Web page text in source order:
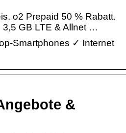
o2 Prepaid 50 % Rabatt.
3,5 GB LTE & Allnet …
Smartphones ✓ Internet
&